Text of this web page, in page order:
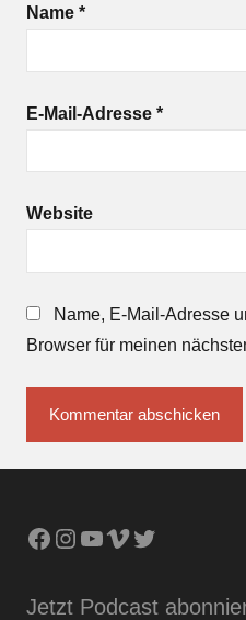
Name *
E-Mail-Adresse *
Website
Name, E-Mail-Adresse
Browser für meinen
Facebook
Instagram
YouTube
VimeoTwitter
Jetzt Podcast